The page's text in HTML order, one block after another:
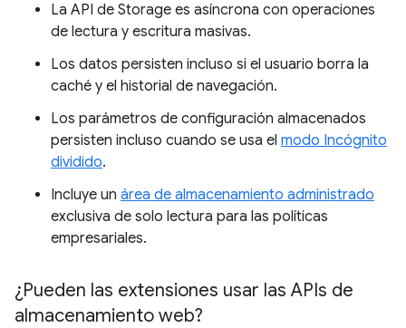
La API de Storage es asíncrona con operaciones
de lectura y escritura masivas.
Los datos persisten incluso si el usuario borra la
caché y el historial de navegación.
Los parámetros de configuración almacenados
persisten incluso cuando se usa el modo Incógnito
dividido.
Incluye un área de almacenamiento administrado
exclusiva de solo lectura para las políticas
empresariales.
¿Pueden las extensiones usar las APIs de
almacenamiento web?